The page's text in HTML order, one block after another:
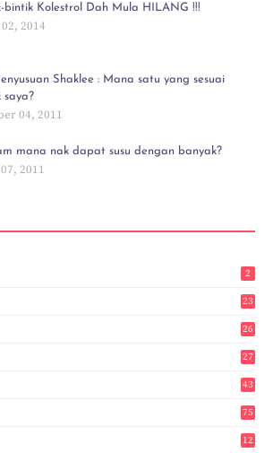
bintik Kolestrol Dah Mula HILANG !!!
2014
Shaklee : Mana satu yang sesuai
saya?
04, 2011
mana nak dapat susu dengan banyak?
2011
2
23
26
27
43
75
12